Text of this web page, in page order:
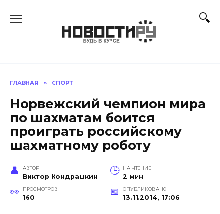
ГЛАВНАЯ » СПОРТ
Норвежский чемпион мира
по шахматам боится
проиграть российскому
шахматному роботу
АВТОР
Виктор Кондрашкин
НА ЧТЕНИЕ
2 мин
ПРОСМОТРОВ
160
ОПУБЛИКОВАНО
13.11.2014, 17:06